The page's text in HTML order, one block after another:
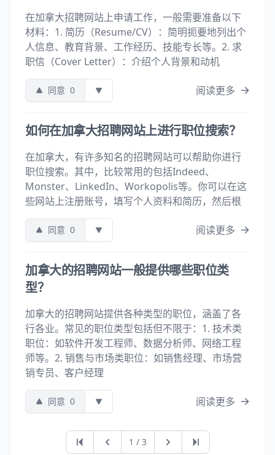
在加拿大招聘网站上申请工作，一般需要准备以下
材料：1. 简历（Resume/CV）：简明扼要地列出个
人信息、教育背景、工作经历、技能专长等。2. 求
职信（Cover Letter）：介绍个人背景和动机
同意 0 阅读更多
如何在加拿大招聘网站上进行职位搜索？
在加拿大，有许多知名的招聘网站可以帮助你进行
职位搜索。其中，比较常用的包括Indeed、
Monster、LinkedIn、Workopolis等。你可以在这
些网站上注册账号，填写个人资料和简历，然后根
同意 0 阅读更多
加拿大的招聘网站一般提供哪些职位类
型？
加拿大的招聘网站提供各种类型的职位，涵盖了各
行各业。常见的职位类型包括但不限于：1. 技术类
职位：如软件开发工程师、数据分析师、网络工程
师等。2. 销售与市场类职位：如销售经理、市场营
销专员、客户经理
同意 0 阅读更多
第一页 上一页 1 / 3 下一页 最后一页